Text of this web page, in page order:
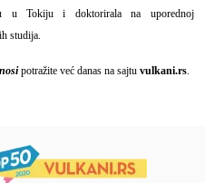
u Tokiju i doktorirala na uporednoj
studija.
potražite već danas na sajtu vulkani.rs.